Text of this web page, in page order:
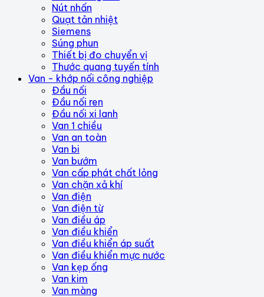
Nút nhấn
Quạt tản nhiệt
Siemens
Súng phun
Thiết bị đo chuyển vị
Thước quang tuyến tính
Van - khớp nối công nghiệp
Đầu nối
Đầu nối ren
Đầu nối xi lanh
Van 1 chiều
Van an toàn
Van bi
Van bướm
Van cấp phát chất lỏng
Van chặn xả khí
Van điện
Van điện từ
Van điều áp
Van điều khiển
Van điều khiển áp suất
Van điều khiển mực nước
Van kẹp ống
Van kim
Van màng